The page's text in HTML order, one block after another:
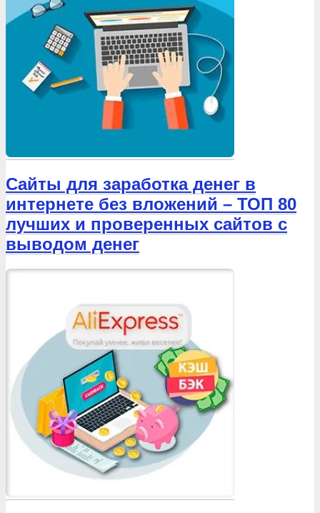
Сайты для заработка денег в
интернете без вложений – ТОП 80
лучших и проверенных сайтов с
выводом денег